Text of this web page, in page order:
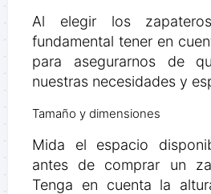
Al elegir los
fundamental tener en
para asegurarnos de
nuestras necesidades y
Tamaño y dimensiones
Mida el espacio
antes de comprar un
Tenga en cuenta la